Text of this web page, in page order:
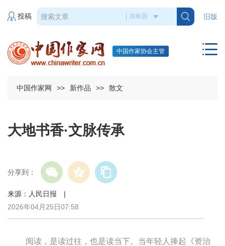
旧版
投稿
中国作家协会主管
中国作家网 >> 新作品 >> 散文
大地书香·文脉传承
分享到：
来源：人民日报 |
2026年04月25日07:58
阅读，是读过往，也是读当下。当年轻人捧起《资治